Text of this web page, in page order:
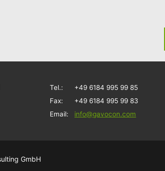
Tel.:
+49 6184 995 99 85
Fax:
+49 6184 995 99 83
Email:
info@gavocon.com
GmbH